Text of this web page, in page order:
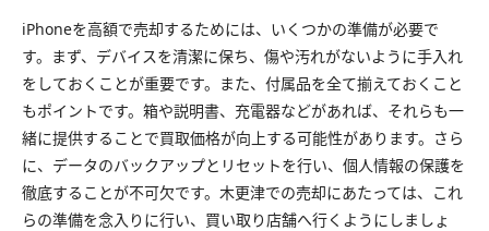
iPhoneを高額で売却するためには、いくつかの準備が必要で
す。まず、デバイスを清潔に保ち、傷や汚れがないように手入れ
をしておくことが重要です。また、付属品を全て揃えておくこと
もポイントです。箱や説明書、充電器などがあれば、それらも一
緒に提供することで買取価格が向上する可能性があります。さら
に、データのバックアップとリセットを行い、個人情報の保護を
徹底することが不可欠です。木更津での売却にあたっては、これ
らの準備を念入りに行い、買い取り店舗へ行くようにしましょ